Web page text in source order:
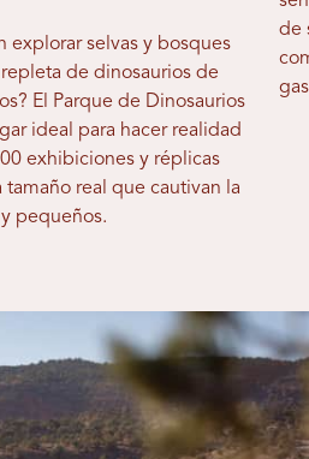
explorar selvas y bosques
de dinosaurios de
El Parque de Dinosaurios
ideal para hacer realidad
exhibiciones y réplicas
tamaño real que cautivan la
pequeños.
de